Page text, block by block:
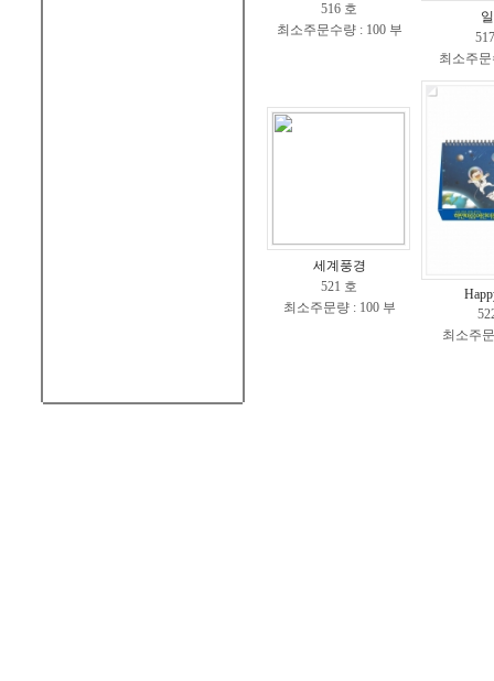
516 호
최소주문수량 : 100 부
최소주
세계풍경
521 호
최소주문량 : 100 부
최소주